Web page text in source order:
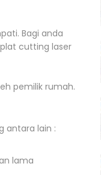
Bagi anda
cutting laser
pemilik rumah.
antara lain :
lama